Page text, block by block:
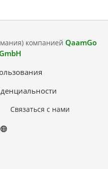
компанией QaamGo
Связаться с нами